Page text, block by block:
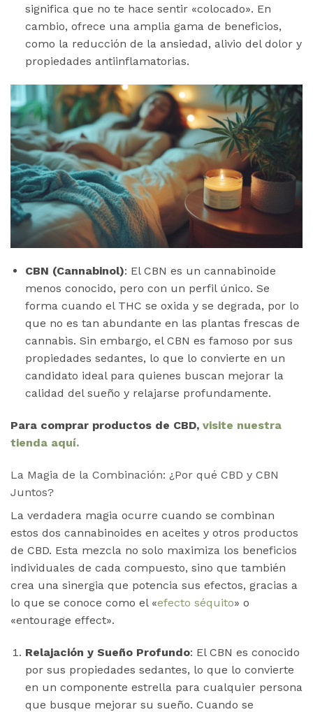
significa que no te hace sentir «colocado». En
cambio, ofrece una amplia gama de beneficios,
como la reducción de la ansiedad, alivio del dolor y
propiedades antiinflamatorias.
CBN (Cannabinol): El CBN es un cannabinoide
menos conocido, pero con un perfil único. Se
forma cuando el THC se oxida y se degrada, por lo
que no es tan abundante en las plantas frescas de
cannabis. Sin embargo, el CBN es famoso por sus
propiedades sedantes, lo que lo convierte en un
candidato ideal para quienes buscan mejorar la
calidad del sueño y relajarse profundamente.
Para comprar productos de CBD, visite nuestra
tienda aquí.
La Magia de la Combinación: ¿Por qué CBD y CBN
Juntos?
La verdadera magia ocurre cuando se combinan
estos dos cannabinoides en aceites y otros productos
de CBD. Esta mezcla no solo maximiza los beneficios
individuales de cada compuesto, sino que también
crea una sinergia que potencia sus efectos, gracias a
lo que se conoce como el «efecto séquito» o
«entourage effect».
Relajación y Sueño Profundo: El CBN es conocido
por sus propiedades sedantes, lo que lo convierte
en un componente estrella para cualquier persona
que busque mejorar su sueño. Cuando se